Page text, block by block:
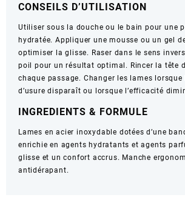
CONSEILS D’UTILISATION
Utiliser sous la douche ou le bain pour une
hydratée. Appliquer une mousse ou un gel
optimiser la glisse. Raser dans le sens
poil pour un résultat optimal. Rincer la tête
chaque passage. Changer les lames lorsque
d’usure disparaît ou lorsque l’efficacité
INGREDIENTS & FORMULE
Lames en acier inoxydable dotées d’une
enrichie en agents hydratants et agents
glisse et un confort accrus. Manche
antidérapant.